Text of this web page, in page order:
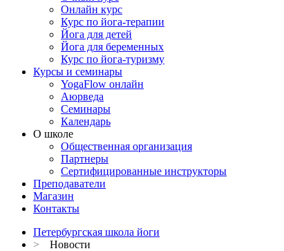
Онлайн курс
Курс по йога-терапии
Йога для детей
Йога для беременных
Курс по йога-туризму
Курсы и семинары
YogaFlow онлайн
Аюрведа
Семинары
Календарь
О школе
Общественная организация
Партнеры
Сертифицированные инструкторы
Преподаватели
Магазин
Контакты
Петербургская школа йоги
>
Новости